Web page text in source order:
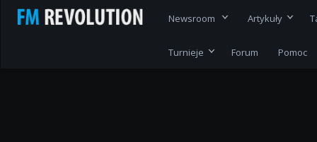
Newsroom Artykuły
Turnieje Forum Pomoc